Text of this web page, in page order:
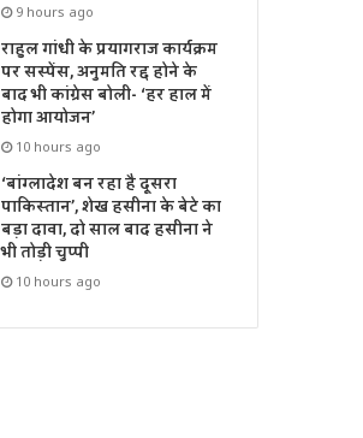
9 hours ago
राहुल गांधी के प्रयागराज कार्यक्रम
पर सस्पेंस, अनुमति रद्द होने के
बाद भी कांग्रेस बोली- ‘हर हाल में
होगा आयोजन’
10 hours ago
‘बांग्लादेश बन रहा है दूसरा
पाकिस्तान’, शेख हसीना के बेटे का
बड़ा दावा, दो साल बाद हसीना ने
भी तोड़ी चुप्पी
10 hours ago